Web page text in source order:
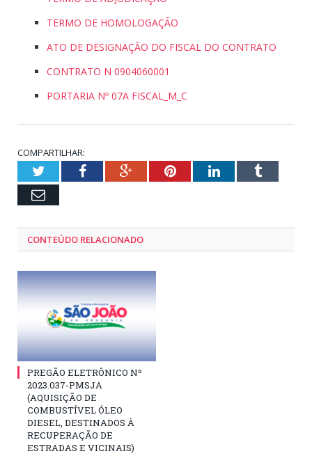
TERMO DE HOMOLOGAÇÃO
ATO DE DESIGNAÇÃO DO FISCAL DO CONTRATO
CONTRATO N 0904060001
PORTARIA Nº 07A FISCAL_M_C
COMPARTILHAR:
TwitterFacebookGoogle+PinterestLinkedInTumblr
Email
CONTEÚDO RELACIONADO
PREGÃO ELETRÔNICO Nº
2023.037-PMSJA
(AQUISIÇÃO DE
COMBUSTÍVEL ÓLEO
DIESEL, DESTINADOS À
RECUPERAÇÃO DE
ESTRADAS E VICINAIS)